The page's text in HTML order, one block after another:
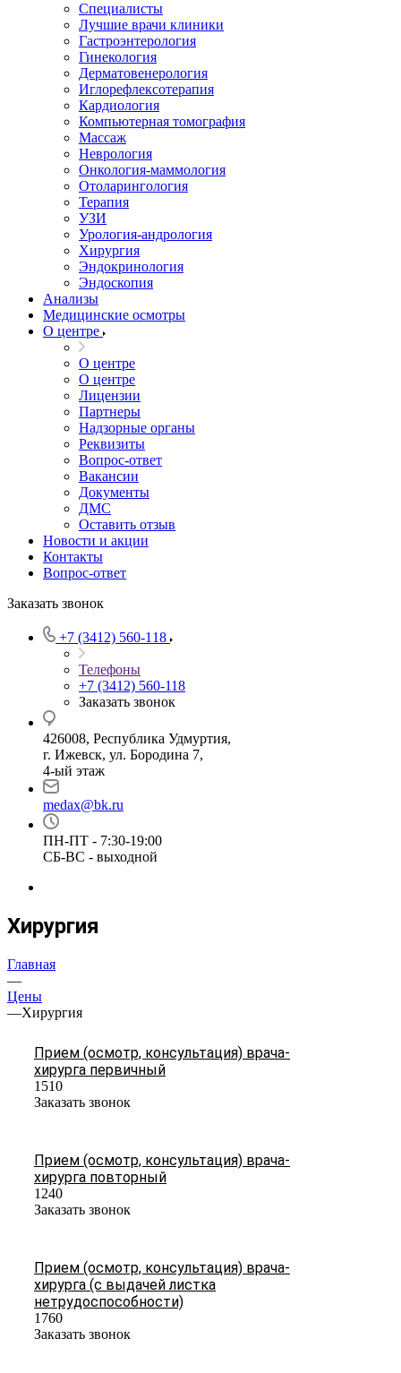
Специалисты
Лучшие врачи клиники
Гастроэнтерология
Гинекология
Дерматовенерология
Иглорефлексотерапия
Кардиология
Компьютерная томография
Массаж
Неврология
Онкология-маммология
Отоларингология
Терапия
УЗИ
Урология-андрология
Хирургия
Эндокринология
Эндоскопия
Анализы
Медицинские осмотры
О центре
О центре
О центре
Лицензии
Партнеры
Надзорные органы
Реквизиты
Вопрос-ответ
Вакансии
Документы
ДМС
Оставить отзыв
Новости и акции
Контакты
Вопрос-ответ
Заказать звонок
+7 (3412) 560-118
Телефоны
+7 (3412) 560-118
Заказать звонок
426008, Республика Удмуртия,
г. Ижевск, ул. Бородина 7,
4-ый этаж
medax@bk.ru
ПН-ПТ - 7:30-19:00
СБ-ВС - выходной
Хирургия
Главная
—
Цены
—Хирургия
Прием (осмотр, консультация) врача-
хирурга первичный
1510
Заказать звонок
Прием (осмотр, консультация) врача-
хирурга повторный
1240
Заказать звонок
Прием (осмотр, консультация) врача-
хирурга (с выдачей листка
нетрудоспособности)
1760
Заказать звонок